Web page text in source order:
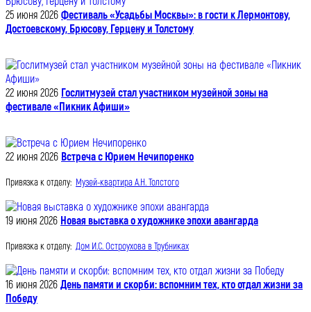
25 июня 2026 Фестиваль «Усадьбы Москвы»: в гости к Лермонтову,
Достоевскому, Брюсову, Герцену и Толстому
22 июня 2026 Гослитмузей стал участником музейной зоны на
фестивале «Пикник Афиши»
22 июня 2026 Встреча с Юрием Нечипоренко
Привязка к отделу: Музей-квартира А.Н. Толстого
19 июня 2026 Новая выставка о художнике эпохи авангарда
Привязка к отделу: Дом И.С. Остроухова в Трубниках
16 июня 2026 День памяти и скорби: вспомним тех, кто отдал жизни за
Победу